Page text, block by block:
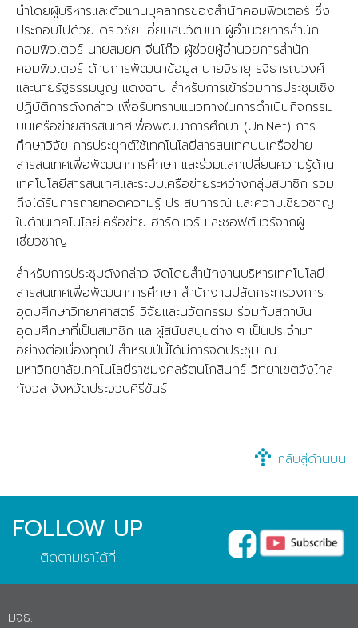
นำโดยผู้บริหารและตัวแทนบุคลากรของสำนักคอมพิวเตอร์ ซึ่ง
ประกอบไปด้วย ดร.วิชัย เอี่ยมสินวัฒนา ผู้อำนวยการสำนัก
คอมพิวเตอร์ นายสมยศ จีนโก๊ว ผู้ช่วยผู้อำนวยการสำนัก
คอมพิวเตอร์ ด้านการพัฒนาข้อมูล นายจิรายุ รุจิธารณวงศ์
และนายรัฐธรรมนูญ แดงฉาน สำหรับการเข้าร่วมการประชุมเชิง
ปฏิบัติการดังกล่าว เพื่อรับทราบแนวทางในการดำเนินกิจกรรม
บนเครือข่ายสารสนเทศเพื่อพัฒนาการศึกษา (UniNet) การ
ศึกษาวิจัย การประยุกต์ใช้เทคโนโลยีสารสนเทศบนเครือข่าย
สารสนเทศเพื่อพัฒนาการศึกษา และร่วมแลกเปลี่ยนความรู้ด้าน
เทคโนโลยีสารสนเทศและระบบเครือข่ายระหว่างกลุ่มสมาชิก รวม
ถึงได้รับการถ่ายทอดความรู้ ประสบการณ์ และความเชี่ยวชาญ
ในด้านเทคโนโลยีเครือข่าย ฮาร์ดแวร์ และซอฟต์แวร์จากผู้
เชี่ยวชาญ
สำหรับการประชุมดังกล่าว จัดโดยสำนักงานบริหารเทคโนโลยี
สารสนเทศเพื่อพัฒนาการศึกษา สำนักงานปลัดกระทรวงการ
อุดมศึกษาวิทยาศาสตร์ วิจัยและนวัตกรรม ร่วมกับสถาบัน
อุดมศึกษาที่เป็นสมาชิก และผู้สนับสนุนต่าง ๆ เป็นประจำมา
อย่างต่อเนื่องทุกปี สำหรับปีนี้ได้มีการจัดประชุม ณ
มหาวิทยาลัยเทคโนโลยีราชมงคลรัตนโกสินทร์ วิทยาเขตวังไกล
กังวล จังหวัดประจวบคีรีขันธ์
กลับสู่ด้านบน
FOLLOW UP
ติดตามเราได้ที่
มจธ.